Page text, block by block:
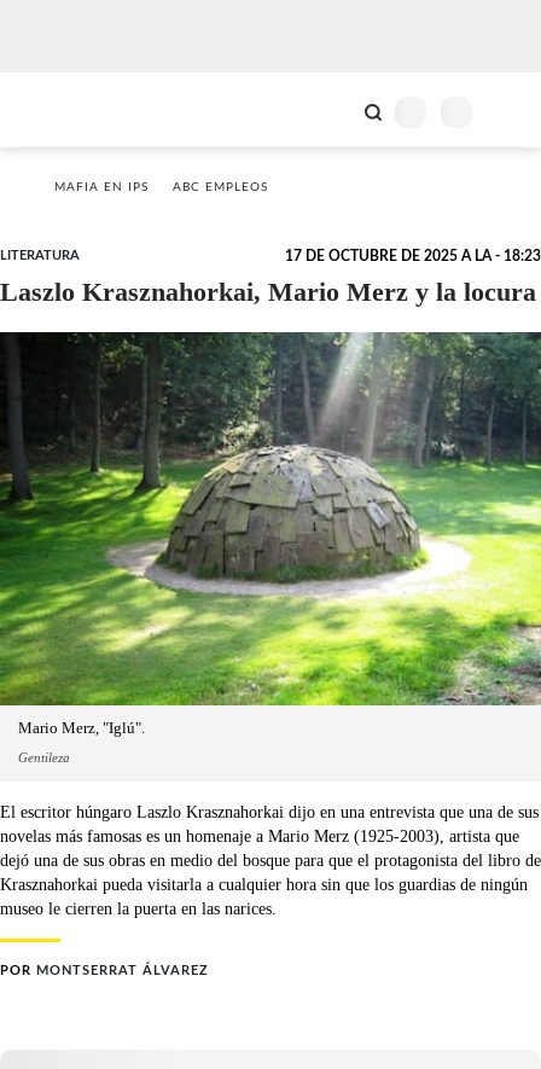
MAFIA EN IPS ABC EMPLEOS
LITERATURA 17 DE OCTUBRE DE 2025 A LA - 18:23
Laszlo Krasznahorkai, Mario Merz y la locura
Mario Merz, "Iglú".
Gentileza
El escritor húngaro Laszlo Krasznahorkai dijo en una entrevista que una de sus
novelas más famosas es un homenaje a Mario Merz (1925-2003), artista que
dejó una de sus obras en medio del bosque para que el protagonista del libro de
Krasznahorkai pueda visitarla a cualquier hora sin que los guardias de ningún
museo le cierren la puerta en las narices.
POR MONTSERRAT ÁLVAREZ